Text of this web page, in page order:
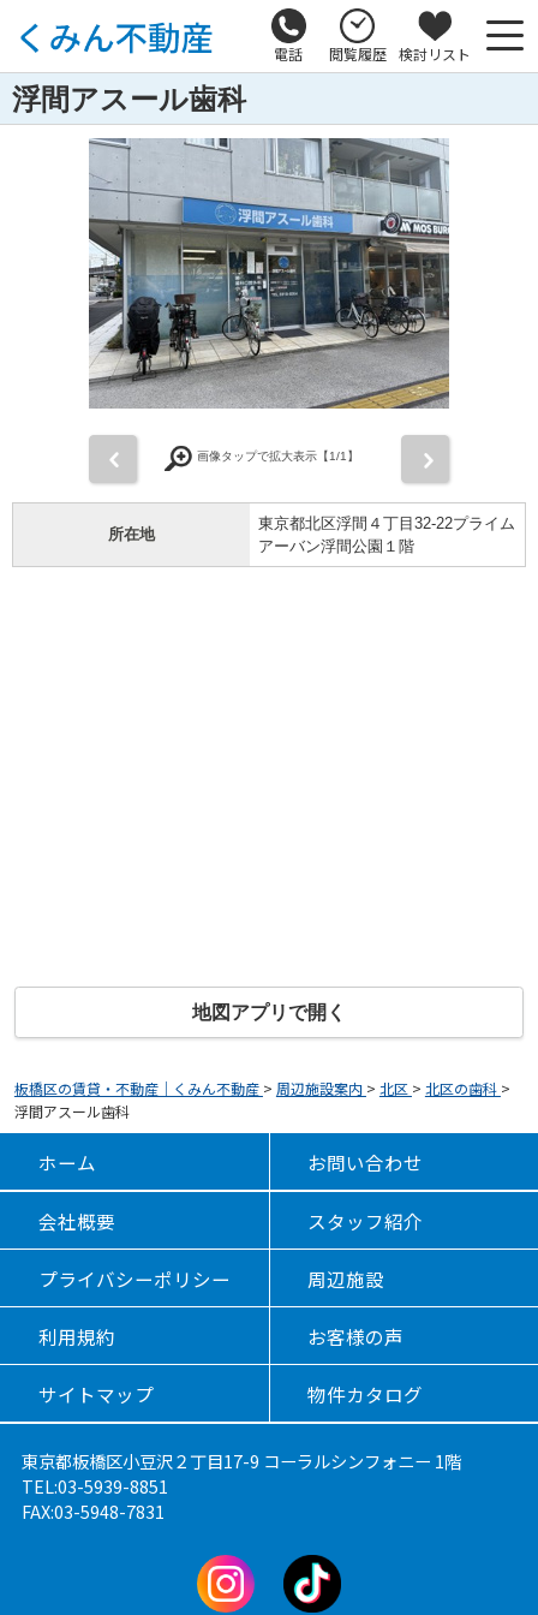
電話 閲覧履歴 検討リスト
浮間アスール歯科
画像タップで拡大表示【1/1】
所在地
東京都北区浮間４丁目32-22プライム
アーバン浮間公園１階
地図アプリで開く
板橋区の賃貸・不動産｜くみん不動産 > 周辺施設案内 > 北区 > 北区の歯科 >
浮間アスール歯科
ホーム お問い合わせ
会社概要 スタッフ紹介
プライバシーポリシー 周辺施設
利用規約 お客様の声
サイトマップ 物件カタログ
東京都板橋区小豆沢２丁目17-9 コーラルシンフォニー 1階
TEL:03-5939-8851
FAX:03-5948-7831